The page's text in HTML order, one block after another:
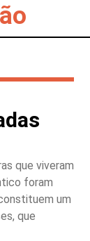
que viveram
foram
um
que